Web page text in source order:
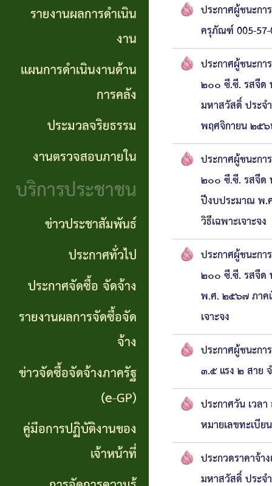
งาน
เจ้า
หน้าที่
การจัดการ
ความรู้
(Knowledge
KM)
การ
บริหาร
จัดการ
เสี่ยง
ท่อง
เที่ยว
งานด้าน
การคลัง
จริยธรรม
งาน
ตรวจ
สอบ
ภายใน
กำลัง
แผน
ส่วน
ตำบล
รายงานผลการดำเนิน
งาน
แผนการดำเนินงานด้าน
การคลัง
ประมวลจริยธรรม
งานตรวจสอบภายใน
บริการประชาชน
ข่าวประชาสัมพันธ์
ประกาศทั่วไป
ประกาศจัดซื้อ จัดจ้าง
รายงานผลการจัดซื้อจัด
จ้าง
ข่าวจัดซื้อจัดจ้างภาครัฐ
(e-GP)
คู่มือการปฏิบัติงานของ
เจ้าหน้าที่
ประกาศผู้ชนะกา
ครุภัณฑ์ 005-57-
ประกาศผู้ชนะกา
๒๐๐ ซี.ซี. รสจืด
มหาสวัสดิ์ ประ
พฤศจิกายน ๒๕๖
ประกาศผู้ชนะกา
๒๐๐ ซี.ซี. รสจืด
ปีงบประมาณ พ.
วิธีเฉพาะเจาะจง
ประกาศผู้ชนะกา
๒๐๐ ซี.ซี. รสจืด
พ.ศ. ๒๕๖๗ ภาค
เจาะจง
ประกาศผู้ชนะกา
๓.๕ แรง ๒ สาย
ประกาศวัน เวล
หมายเลขทะเบี
ประกวดราคาจ้
มหาสวัสดิ์ ประ